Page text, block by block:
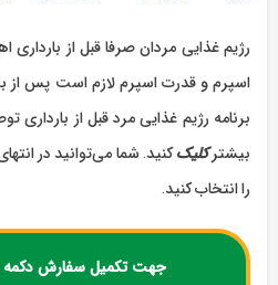
رژیم غذایی مردان صرفا قبل از بارداری
اسپرم و قدرت اسپرم لازم است پس
برنامه رژیم غذایی مرد قبل از
بیشترکلیک کنید. شما می‌توانید در
را انتخاب کنید.
جهت تکمیل سفارش دکمه